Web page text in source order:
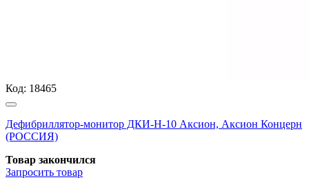
Код: 18465
Дефибриллятор-монитор ДКИ-Н-10 Аксион, Аксион Концерн
(РОССИЯ)
Товар закончился
Запросить товар